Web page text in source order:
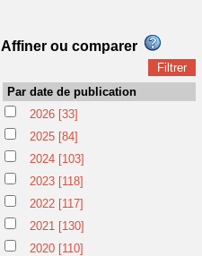
Affiner ou comparer
Par date de publication
2026 [33]
2025 [84]
2024 [103]
2023 [118]
2022 [117]
2021 [130]
2020 [110]